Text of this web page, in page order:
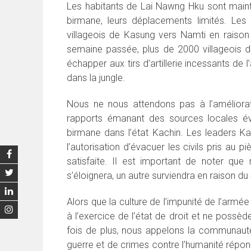
Les habitants de Lai Nawng Hku sont
birmane, leurs déplacements limités.
villageois de Kasung vers Namti en
semaine passée, plus de 2000 villageois
échapper aux tirs d’artillerie incessants de
dans la jungle.
Nous ne nous attendons pas à
rapports émanant des sources locales
birmane dans l’état Kachin. Les leaders
l’autorisation d’évacuer les civils pris au
satisfaite. Il est important de noter que
s’éloignera, un autre surviendra en raison
Alors que la culture de l’impunité de
à l’exercice de l’état de droit et ne
fois de plus, nous appelons la
guerre et de crimes contre l’humanité